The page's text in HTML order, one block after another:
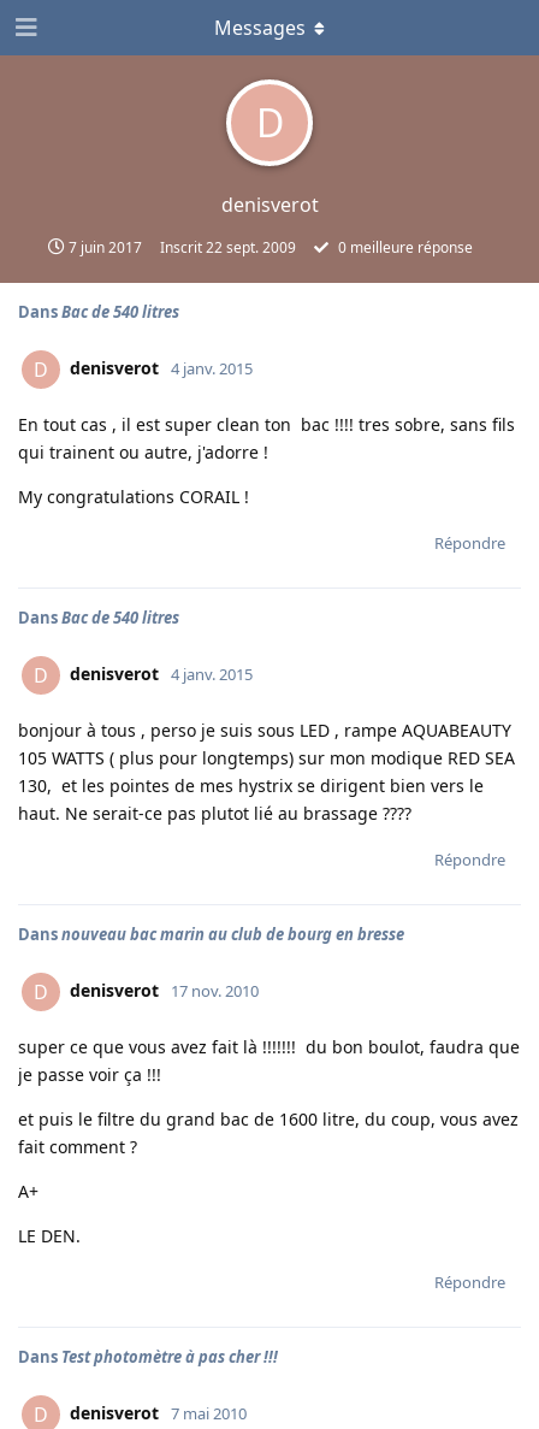
D
denisverot
7 juin 2017 Inscrit22 sept. 2009 0 meilleure réponse
Messages
DansBac de 540 litres
D denisverot 4 janv. 2015
En tout cas , il est super clean ton bac !!!! tres sobre, sans fils
qui trainent ou autre, j'adorre !
My congratulations CORAIL !
Répondre
DansBac de 540 litres
D denisverot 4 janv. 2015
bonjour à tous , perso je suis sous LED , rampe AQUABEAUTY
105 WATTS ( plus pour longtemps) sur mon modique RED SEA
130, et les pointes de mes hystrix se dirigent bien vers le
haut. Ne serait-ce pas plutot lié au brassage ????
Répondre
Dansnouveau bac marin au club de bourg en bresse
D denisverot 17 nov. 2010
super ce que vous avez fait là !!!!!!! du bon boulot, faudra que
je passe voir ça !!!
et puis le filtre du grand bac de 1600 litre, du coup, vous avez
fait comment ?
A+
LE DEN.
Répondre
Dans Test photomètre à pas cher !!!
D denisverot 7 mai 2010